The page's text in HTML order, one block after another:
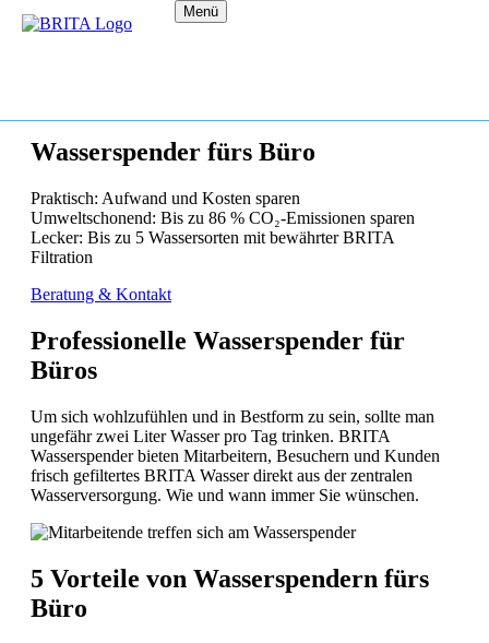
Menü
Wasserspender fürs Büro
Praktisch: Aufwand und Kosten sparen
Umweltschonend: Bis zu 86 % CO₂-Emissionen sparen
Lecker: Bis zu 5 Wassersorten mit bewährter BRITA
Filtration
Beratung & Kontakt
Professionelle Wasserspender für
Büros
Um sich wohlzufühlen und in Bestform zu sein, sollte man
ungefähr zwei Liter Wasser pro Tag trinken. BRITA
Wasserspender bieten Mitarbeitern, Besuchern und Kunden
frisch gefiltertes BRITA Wasser direkt aus der zentralen
Wasserversorgung. Wie und wann immer Sie wünschen.
5 Vorteile von Wasserspendern fürs
Büro